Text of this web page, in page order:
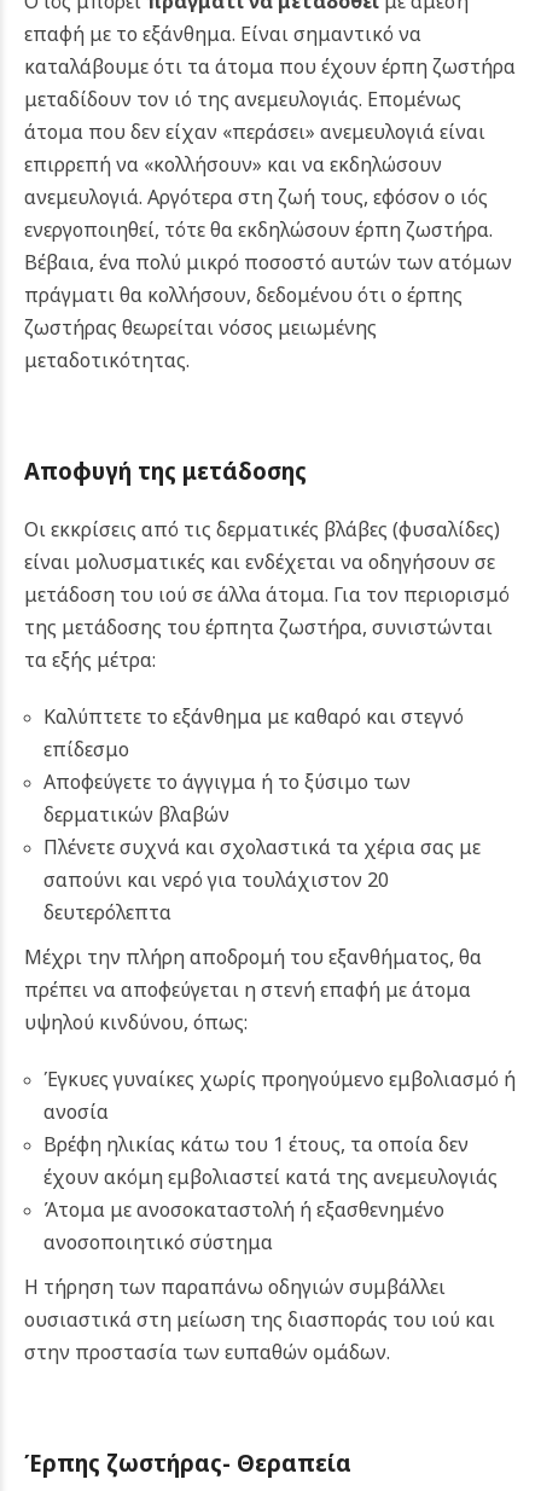
επαφή με το εξάνθημα. Είναι σημαντικό να
καταλάβουμε ότι τα άτομα που έχουν έρπη ζωστήρα
μεταδίδουν τον ιό της ανεμευλογιάς. Επομένως
άτομα που δεν είχαν «περάσει» ανεμευλογιά είναι
επιρρεπή να «κολλήσουν» και να εκδηλώσουν
ανεμευλογιά. Αργότερα στη ζωή τους, εφόσον ο ιός
ενεργοποιηθεί, τότε θα εκδηλώσουν έρπη ζωστήρα.
Βέβαια, ένα πολύ μικρό ποσοστό αυτών των ατόμων
πράγματι θα κολλήσουν, δεδομένου ότι ο έρπης
ζωστήρας θεωρείται νόσος μειωμένης
μεταδοτικότητας.
Αποφυγή της μετάδοσης
Οι εκκρίσεις από τις δερματικές βλάβες (φυσαλίδες)
είναι μολυσματικές και ενδέχεται να οδηγήσουν σε
μετάδοση του ιού σε άλλα άτομα. Για τον περιορισμό
της μετάδοσης του έρπητα ζωστήρα, συνιστώνται
τα εξής μέτρα:
Καλύπτετε το εξάνθημα με καθαρό και στεγνό
επίδεσμο
Αποφεύγετε το άγγιγμα ή το ξύσιμο των
δερματικών βλαβών
Πλένετε συχνά και σχολαστικά τα χέρια σας με
σαπούνι και νερό για τουλάχιστον 20
δευτερόλεπτα
Μέχρι την πλήρη αποδρομή του εξανθήματος, θα
πρέπει να αποφεύγεται η στενή επαφή με άτομα
υψηλού κινδύνου, όπως:
Έγκυες γυναίκες χωρίς προηγούμενο εμβολιασμό ή
ανοσία
Βρέφη ηλικίας κάτω του 1 έτους, τα οποία δεν
έχουν ακόμη εμβολιαστεί κατά της ανεμευλογιάς
Άτομα με ανοσοκαταστολή ή εξασθενημένο
ανοσοποιητικό σύστημα
Η τήρηση των παραπάνω οδηγιών συμβάλλει
ουσιαστικά στη μείωση της διασποράς του ιού και
στην προστασία των ευπαθών ομάδων.
Έρπης ζωστήρας- Θεραπεία